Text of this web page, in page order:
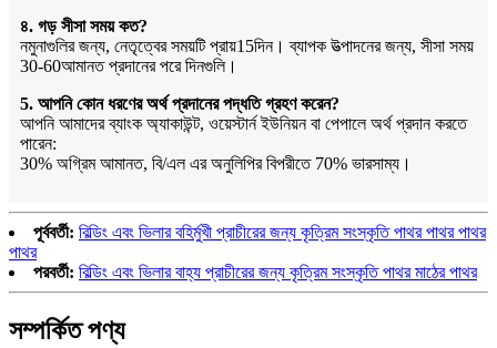
৪. গড় সীসা সময় কত?
নমুনাগুলির জন্য, নেতৃত্বের সময়টি প্রায়15দিন। ব্যাপক উত্পাদনের জন্য, সীসা সময়
30-60আমানত প্রদানের পরে দিনগুলি।
5. আপনি কোন ধরণের অর্থ প্রদানের পদ্ধতি গ্রহণ করেন?
আপনি আমাদের ব্যাংক অ্যাকাউন্ট, ওয়েস্টার্ন ইউনিয়ন বা পেপালে অর্থ প্রদান করতে
পারেন:
30% অগ্রিম আমানত, বি/এল এর অনুলিপির বিপরীতে 70% ভারসাম্য।
পূর্ববর্তী: বিল্ডিং এবং ভিলার বহির্মুখী প্রাচীরের জন্য কৃত্রিম সংস্কৃতি পাথর পাথর পাথর
পাথর
পরবর্তী: বিল্ডিং এবং ভিলার বাহ্য প্রাচীরের জন্য কৃত্রিম সংস্কৃতি পাথর মাঠের পাথর
সম্পর্কিত পণ্য